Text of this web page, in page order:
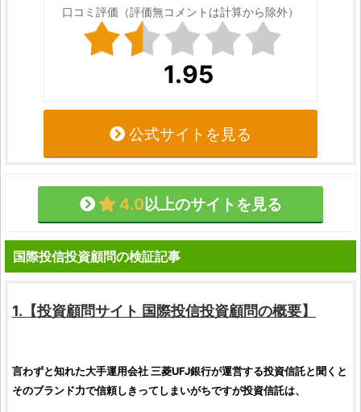
口コミ評価（評価無コメントは計算から除外）
1.95
公式サイトを見る
4.0以上のサイトを見る
国際投信投資顧問の検証記事
1.【投資顧問サイト 国際投信投資顧問の概要】
言わずと知れた大手運用会社 三菱UFJ銀行が運営する投資信託と聞くと
そのブランド力で信頼しきってしまいがちですが投資信託は、